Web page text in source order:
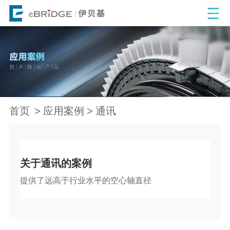
首页 应用案例 通讯
关于通讯的案例
提供了远高于行业水平的空心轴直径